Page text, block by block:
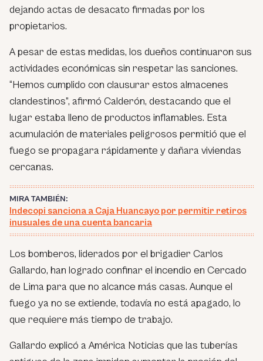
dejando actas de desacato firmadas por los
propietarios.
A pesar de estas medidas, los dueños continuaron sus
actividades económicas sin respetar las sanciones.
“Hemos cumplido con clausurar estos almacenes
clandestinos”, afirmó Calderón, destacando que el
lugar estaba lleno de productos inflamables. Esta
acumulación de materiales peligrosos permitió que el
fuego se propagara rápidamente y dañara viviendas
cercanas.
MIRA TAMBIÉN:
Indecopi sanciona a Caja Huancayo por permitir retiros
inusuales de una cuenta bancaria
Los bomberos, liderados por el brigadier Carlos
Gallardo, han logrado confinar el incendio en Cercado
de Lima para que no alcance más casas. Aunque el
fuego ya no se extiende, todavía no está apagado, lo
que requiere más tiempo de trabajo.
Gallardo explicó a América Noticias que las tuberías